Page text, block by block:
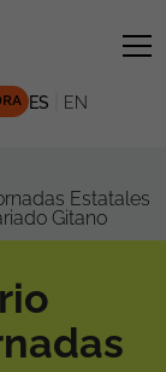
ES EN
Estatales
Gitano